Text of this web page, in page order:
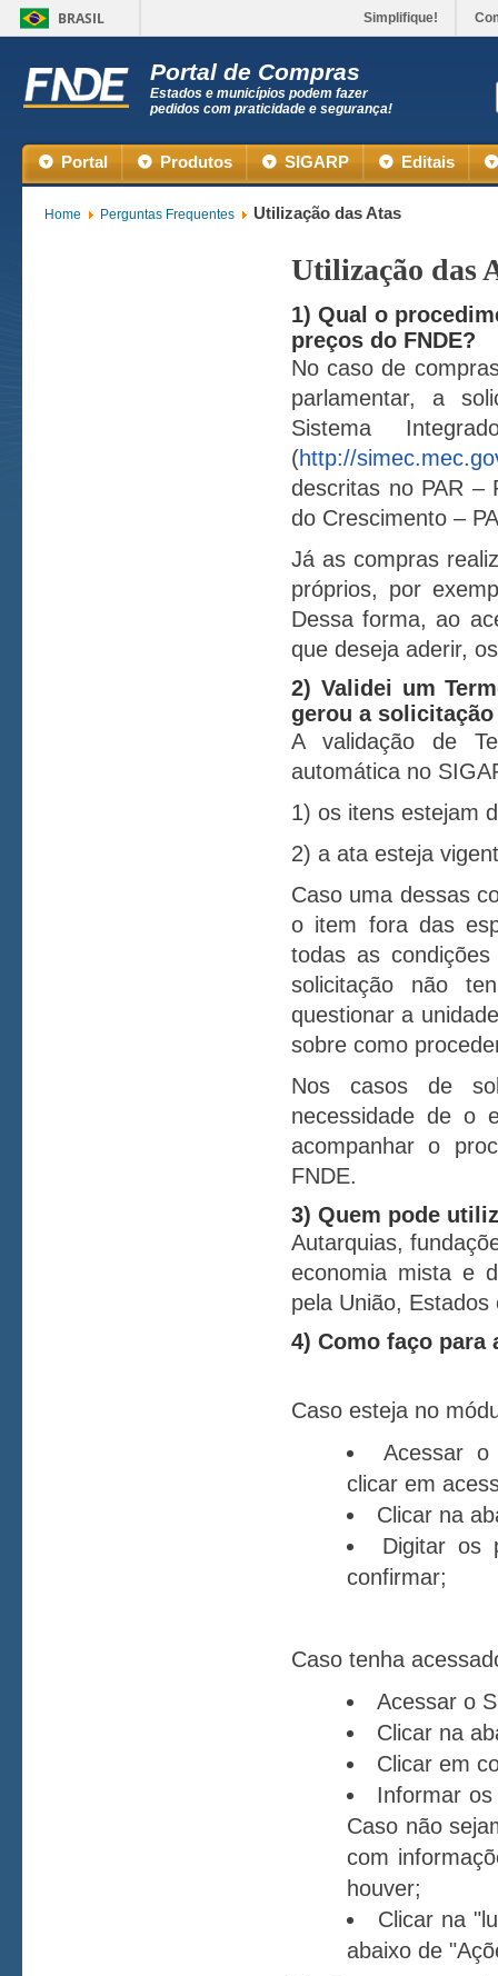
BRASIL Simplifique!
Portal de Compras
Estados e municípios podem fazer
pedidos com praticidade e segurança!
Portal Produtos SIGARP Editais
Home Perguntas Frequentes Utilização das Atas
Utilização das
1) Qual o
preços do FNDE?
No caso de
parlamentar, a
Sistema
(http://
descritas no PAR –
do Crescimento –
Já as compras
próprios, por
Dessa forma, ao
que deseja aderir,
2) Validei um
gerou a solicitação
A validação de
automática no
1) os itens estejam
2) a ata esteja
Caso uma dessas
o item fora das
todas as
solicitação não
questionar a
sobre como
Nos casos de
necessidade de o
acompanhar o
FNDE.
3) Quem pode
Autarquias,
economia mista e
pela União,
4) Como faço para
Caso esteja no
Acessar
clicar em
Clicar na
Digitar os
confirmar;
Caso tenha
Acessar o
Clicar na
Clicar em
Informar
Caso não
com
houver;
Clicar na
abaixo de